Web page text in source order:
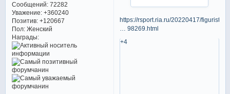
Сообщений:72282
Уважение: +360240
Позитив: +120667
Пол:Женский
Награды:
https://rsport.ria.ru/20220417/figurist
… 98269.html
+4